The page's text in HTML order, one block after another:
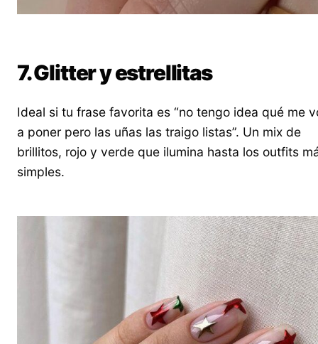
7. Glitter y estrellitas
Ideal si tu frase favorita es “no tengo idea qué me
a poner pero las uñas las traigo listas”. Un mix de
brillitos, rojo y verde que ilumina hasta los outfits
simples.